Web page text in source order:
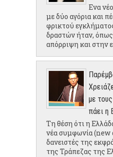
Ενα
με δύο αγόρια και
φρικτού
δραστών ήταν, όπως
απόρριψη και στην
με
πάει η
Τη θέση ότι η
νέα συμφωνία (new
δανειστές της
της Τράπεζας της